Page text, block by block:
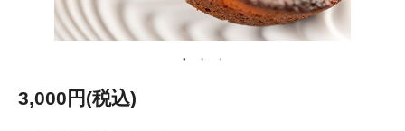
3,000円(税込)